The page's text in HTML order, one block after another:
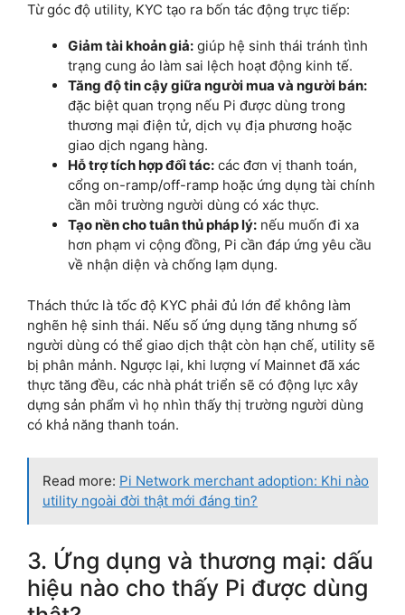
Từ góc độ utility, KYC tạo ra bốn tác động trực tiếp:
Giảm tài khoản giả: giúp hệ sinh thái tránh tình
trạng cung ảo làm sai lệch hoạt động kinh tế.
Tăng độ tin cậy giữa người mua và người bán:
đặc biệt quan trọng nếu Pi được dùng trong
thương mại điện tử, dịch vụ địa phương hoặc
giao dịch ngang hàng.
Hỗ trợ tích hợp đối tác: các đơn vị thanh toán,
cổng on-ramp/off-ramp hoặc ứng dụng tài chính
cần môi trường người dùng có xác thực.
Tạo nền cho tuân thủ pháp lý: nếu muốn đi xa
hơn phạm vi cộng đồng, Pi cần đáp ứng yêu cầu
về nhận diện và chống lạm dụng.
Thách thức là tốc độ KYC phải đủ lớn để không làm
nghẽn hệ sinh thái. Nếu số ứng dụng tăng nhưng số
người dùng có thể giao dịch thật còn hạn chế, utility sẽ
bị phân mảnh. Ngược lại, khi lượng ví Mainnet đã xác
thực tăng đều, các nhà phát triển sẽ có động lực xây
dựng sản phẩm vì họ nhìn thấy thị trường người dùng
có khả năng thanh toán.
Read more: Pi Network merchant adoption: Khi nào
utility ngoài đời thật mới đáng tin?
3. Ứng dụng và thương mại: dấu
hiệu nào cho thấy Pi được dùng